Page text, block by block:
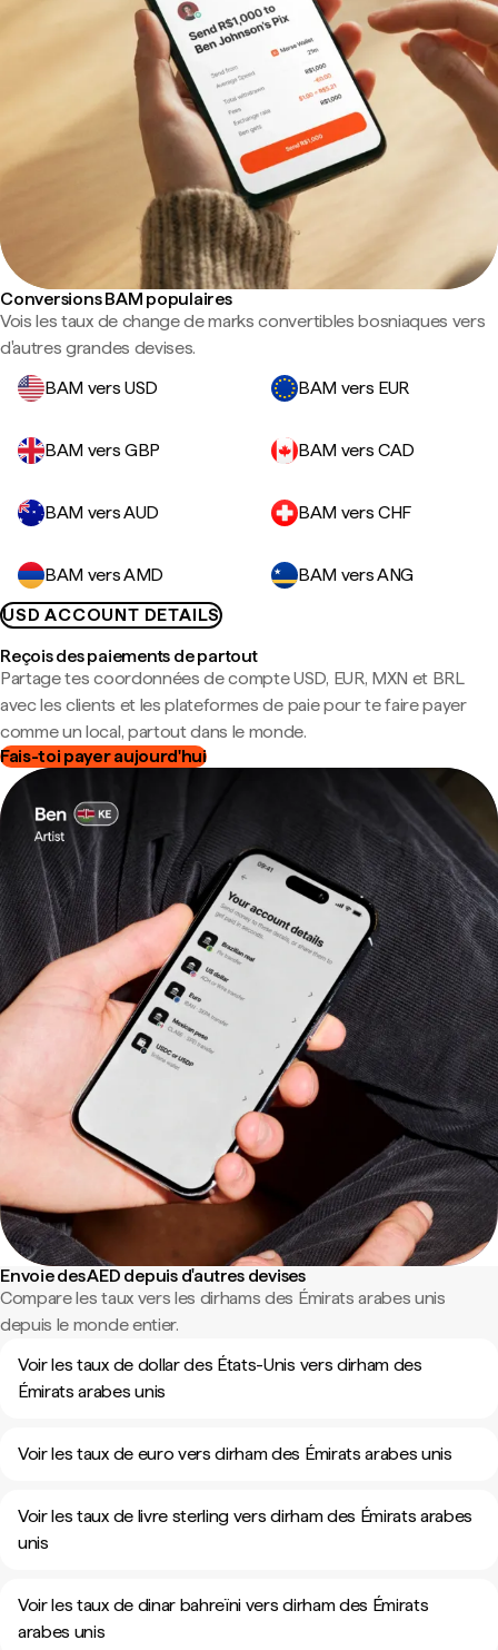
Conversions BAM populaires
Vois les taux de change de marks convertibles bosniaques vers
d'autres grandes devises.
BAM vers USD
BAM vers EUR
BAM vers GBP BAM vers CAD
BAM vers AUD BAM vers CHF
BAM vers AMD
BAM vers ANG
USD ACCOUNT DETAILS
Reçois des paiements de partout
Partage tes coordonnées de compte USD, EUR, MXN et BRL
avec les clients et les plateformes de paie pour te faire payer
comme un local, partout dans le monde.
Fais-toi payer aujourd'hui
Envoie des AED depuis d'autres devises
Compare les taux vers les dirhams des Émirats arabes unis
depuis le monde entier.
Voir les taux de dollar des États-Unis vers dirham des
Émirats arabes unis
Voir les taux de euro vers dirham des Émirats arabes unis
Voir les taux de livre sterling vers dirham des Émirats arabes
unis
Voir les taux de dinar bahreïni vers dirham des Émirats
arabes unis